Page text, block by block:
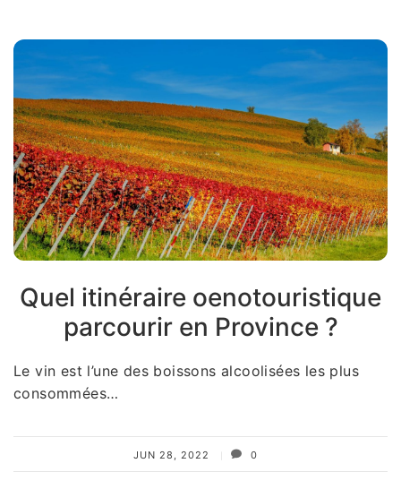
Quel itinéraire oenotouristique
parcourir en Province ?
Le vin est l’une des boissons alcoolisées les plus
consommées…
JUN 28, 2022 0